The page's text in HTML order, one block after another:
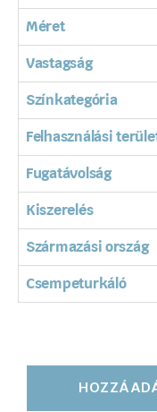
Méret
Vastagság
Színkategória
Felhasználási
Fugatávolság
Kiszerelés
Származási ország
Csempeturkáló